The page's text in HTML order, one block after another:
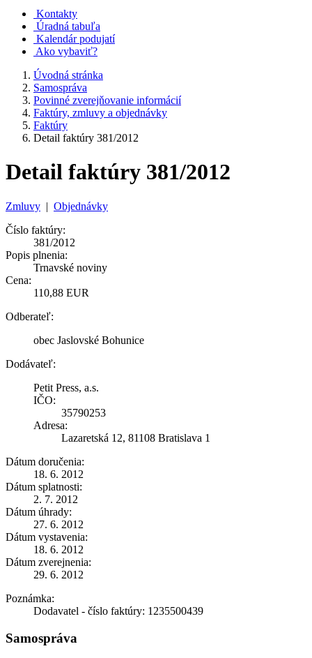
Kontakty
Úradná tabuľa
Kalendár podujatí
Ako vybaviť?
Úvodná stránka
Samospráva
Povinné zverejňovanie informácií
Faktúry, zmluvy a objednávky
Faktúry
Detail faktúry 381/2012
Detail faktúry 381/2012
Zmluvy | Objednávky
Číslo faktúry:
381/2012
Popis plnenia:
Trnavské noviny
Cena:
110,88 EUR
Odberateľ:
obec Jaslovské Bohunice
Dodávateľ:
Petit Press, a.s.
IČO:
35790253
Adresa:
Lazaretská 12, 81108 Bratislava 1
Dátum doručenia:
18. 6. 2012
Dátum splatnosti:
2. 7. 2012
Dátum úhrady:
27. 6. 2012
Dátum vystavenia:
18. 6. 2012
Dátum zverejnenia:
29. 6. 2012
Poznámka:
Dodavatel - číslo faktúry: 1235500439
Samospráva